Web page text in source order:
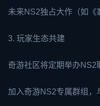
未来NS2独占大作（如《
3. 玩家生态共建
奇游社区将定期举办NS2
加入奇游NS2专属群组，